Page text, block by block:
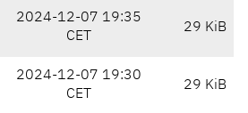
2024-12-07 19:35
CET
29 KiB
2024-12-07 19:30
CET
29 KiB